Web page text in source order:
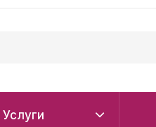
Услуги